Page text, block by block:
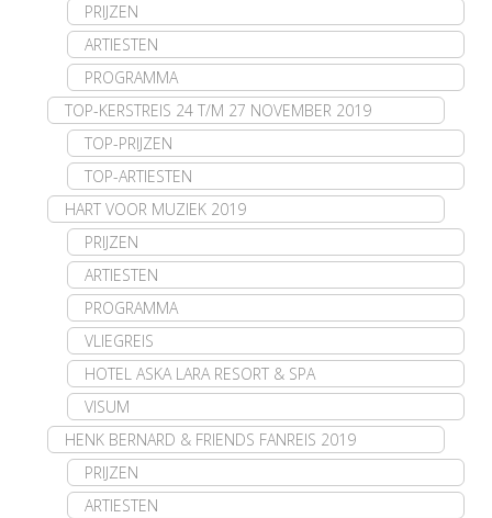
PRIJZEN
ARTIESTEN
PROGRAMMA
TOP-KERSTREIS 24 T/M 27 NOVEMBER 2019
TOP-PRIJZEN
TOP-ARTIESTEN
HART VOOR MUZIEK 2019
PRIJZEN
ARTIESTEN
PROGRAMMA
VLIEGREIS
HOTEL ASKA LARA RESORT & SPA
VISUM
HENK BERNARD & FRIENDS FANREIS 2019
PRIJZEN
ARTIESTEN